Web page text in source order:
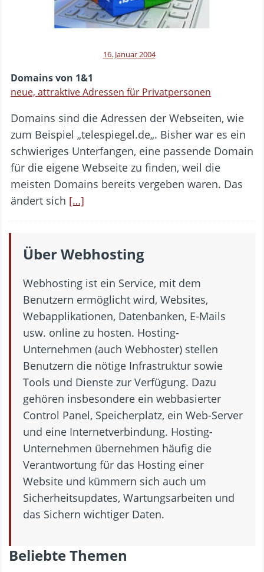
16. Januar 2004
Domains von 1&1
neue, attraktive Adressen für Privatpersonen
Domains sind die Adressen der Webseiten, wie
zum Beispiel „telespiegel.de„. Bisher war es ein
schwieriges Unterfangen, eine passende Domain
für die eigene Webseite zu finden, weil die
meisten Domains bereits vergeben waren. Das
ändert sich […]
Über Webhosting
Webhosting ist ein Service, mit dem
Benutzern ermöglicht wird, Websites,
Webapplikationen, Datenbanken, E-Mails
usw. online zu hosten. Hosting-
Unternehmen (auch Webhoster) stellen
Benutzern die nötige Infrastruktur sowie
Tools und Dienste zur Verfügung. Dazu
gehören insbesondere ein webbasierter
Control Panel, Speicherplatz, ein Web-Server
und eine Internetverbindung. Hosting-
Unternehmen übernehmen häufig die
Verantwortung für das Hosting einer
Website und kümmern sich auch um
Sicherheitsupdates, Wartungsarbeiten und
das Sichern wichtiger Daten.
Beliebte Themen